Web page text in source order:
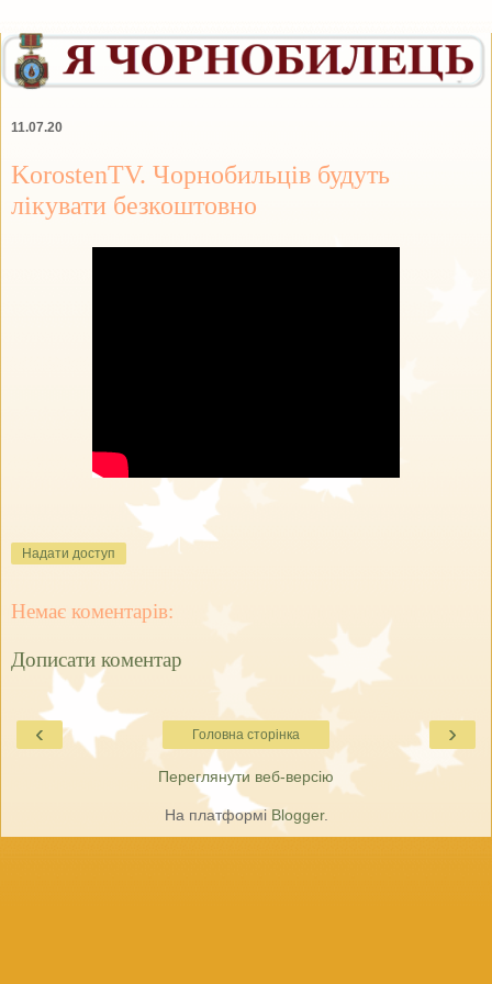
11.07.20
KorostenTV. Чорнобильців будуть
лікувати безкоштовно
Надати доступ
Немає коментарів:
Дописати коментар
‹ ›
Головна сторінка
Переглянути веб-версію
На платформі Blogger.